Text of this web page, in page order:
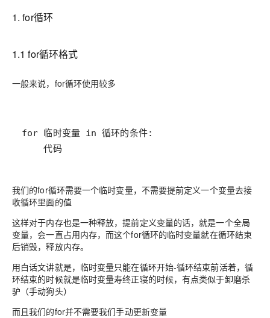
1. for循环
1.1 for循环格式
一般来说，for循环使用较多
    代码
我们的for循环需要一个临时变量，不需要提前定义一个变量去接
收循环里面的值
这样对于内存也是一种释放，提前定义变量的话，就是一个全局
变量，会一直占用内存，而这个for循环的临时变量就在循环结束
后销毁，释放内存。
用白话文讲就是，临时变量只能在循环开始-循环结束前活着，循
环结束的时候就是临时变量寿终正寝的时候，有点类似于卸磨杀
驴（手动狗头）
而且我们的for并不需要我们手动更新变量